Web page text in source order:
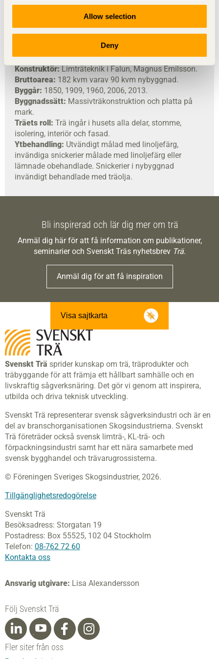
Allow selection
Deny
Plats:Kummelnäs, Nacka.
Sanna Hederus och Josef Eder.
Arkitekt:Sanna Hederus, Kod arkitekter, Josef Eder,
General Architecture.
Residenshus, Mohammad
Babulfath.
Konstruktör:Limträteknik i Falun, Magnus Emilsson.
Bruttoarea: 182 kvm varav 90 kvm nybyggnad.
Byggår: 1850, 1909, 1960, 2006, 2013.
Byggnadssätt: Massiv­träkonstruktion och platta på
mark.
Träets roll: Trä ingår i husets alla delar, stomme,
isolering, interiör och fasad.
Ytbehandling: Utvändigt målad med linoljefärg,
invändiga snickerier målade med linoljefärg eller
lämnade obehandlade. Snickerier i nybyggnad
invändigt behandlade med träolja.
Bli inspirerad och lär dig mer om trä
Anmäl dig här för att få information om publikationer,
seminarier och Svenskt Träs nyhetsbrev Trä.
Anmäl dig för att få inspiration
Visa sajtkarta
Svenskt Trä sprider kunskap om trä, träprodukter och
träbyggande för att främja ett hållbart samhälle och en
livskraftig sågverksnäring. Det gör vi genom att inspirera,
utbilda och driva teknisk utveckling.
Svenskt Trä representerar svensk sågverksindustri och är en
del av branschorganisationen Skogsindustrierna. Svenskt
Trä företräder också svensk limträ-, KL-trä- och
förpackningsindustri samt har ett nära samarbete med
svensk bygghandel och trävarugrossisterna.
© Föreningen Sveriges Skogsindustrier, 2026.
Tillgänglighetsredogörelse
Svenskt Trä
Besöksadress: Storgatan 19
Postadress: Box 55525, 102 04 Stockholm
Telefon: 08-762 72 60
Kontakta oss
Ansvarig utgivare: Lisa Alexandersson
Följ Svenskt Trä
Fler siter från oss